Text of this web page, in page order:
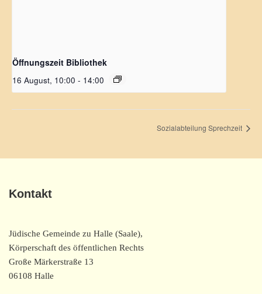
Öffnungszeit Bibliothek
16 August, 10:00 - 14:00
Sozialabteilung Sprechzeit
Kontakt
Jüdische Gemeinde zu Halle (Saale),
Körperschaft des öffentlichen Rechts
Große Märkerstraße 13
06108 Halle